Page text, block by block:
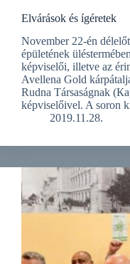
Elvárások és ígéretek
November 22-én
épületének
képviselői, illetve az
Avellena Gold
Rudna Társaságnak
képviselőivel. A soron
2019.11.28.